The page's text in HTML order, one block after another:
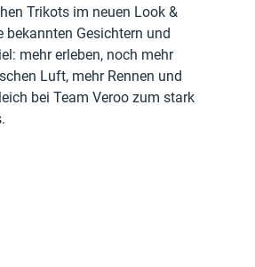
Trikots im neuen Look &
bekannten Gesichtern und
mehr erleben, noch mehr
Luft, mehr Rennen und
bei Team Veroo zum stark